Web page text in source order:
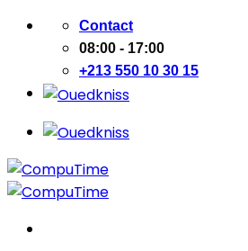
Passer
contenu
Contact
08:00 - 17:00
+213 550 10 30 15